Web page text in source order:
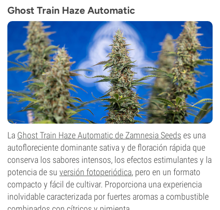
15%
CBD
0-1%
Tipo de floración
Autofloreciente
Ghost Train Haze Automatic
La Ghost Train Haze Automatic de Zamnesia Seeds es una
autofloreciente dominante sativa y de floración rápida que
conserva los sabores intensos, los efectos estimulantes y la
potencia de su versión fotoperiódica, pero en un formato
compacto y fácil de cultivar. Proporciona una experiencia
inolvidable caracterizada por fuertes aromas a combustible